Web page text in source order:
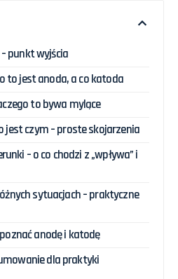
punkt wyjścia
to jest anoda, a co katoda
to bywa mylące
jest czym – proste skojarzenia
– o co chodzi z „wpływa” i
sytuacjach – praktyczne
anodę i katodę
dla praktyki